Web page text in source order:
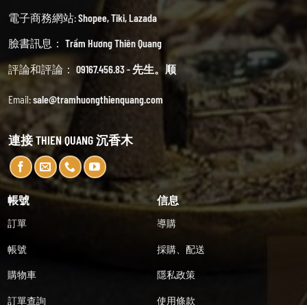
電子商務網站:Shopee,Tiki,Lazada
臉書訊息： Trầm Hương Thiên Quang
評論和評論： 09167.456.83 - 先生。顺
Email:sale@tramhuongthienquang.com
連接 THIEN QUANG 沉香木
帳號
訂單
帳號
購物車
訂單查詢
信息
導購
採購、配送
隱私政策
使用條款